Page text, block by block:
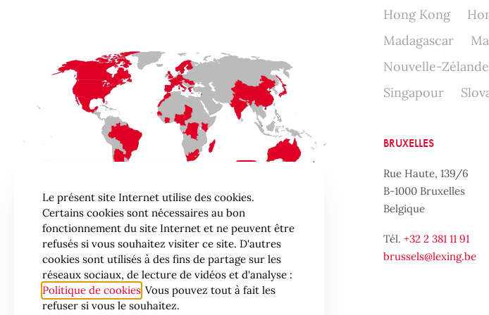
Hong Kong
Madagascar
Nouvelle-Zélande
Singapour
BRUXELLES
Rue Haute, 139/6
B-1000 Bruxelles
Belgique
Tél. +32 2 381 11 91
brussels@lexing.be
Le présent site Internet utilise des cookies.
Certains cookies sont nécessaires au bon
fonctionnement du site Internet et ne peuvent être
refusés si vous souhaitez visiter ce site. D'autres
cookies sont utilisés à des fins de partage sur les
réseaux sociaux, de lecture de vidéos et d'analyse :
Politique de cookies Vous pouvez tout à fait les
refuser si vous le souhaitez.